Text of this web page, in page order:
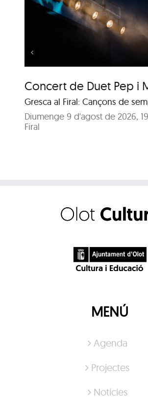
Concert de Duet Pep i
Gresca al Firal: Cançons de
Diumenge 9 d'agost de 2026,
Firal
Música al
Wuyts &
MENÚ
Agenda
Projectes
Notícies